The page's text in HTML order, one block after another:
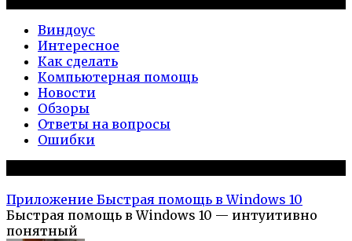
Виндоус
Интересное
Как сделать
Компьютерная помощь
Новости
Обзоры
Ответы на вопросы
Ошибки
Приложение Быстрая помощь в Windows 10
Быстрая помощь в Windows 10 — интуитивно
понятный